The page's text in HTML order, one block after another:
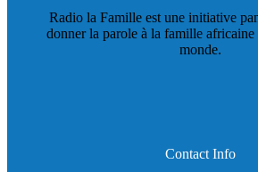
Radio la Famille est une initiative
donner la parole à la famille africaine
monde.
Contact Info